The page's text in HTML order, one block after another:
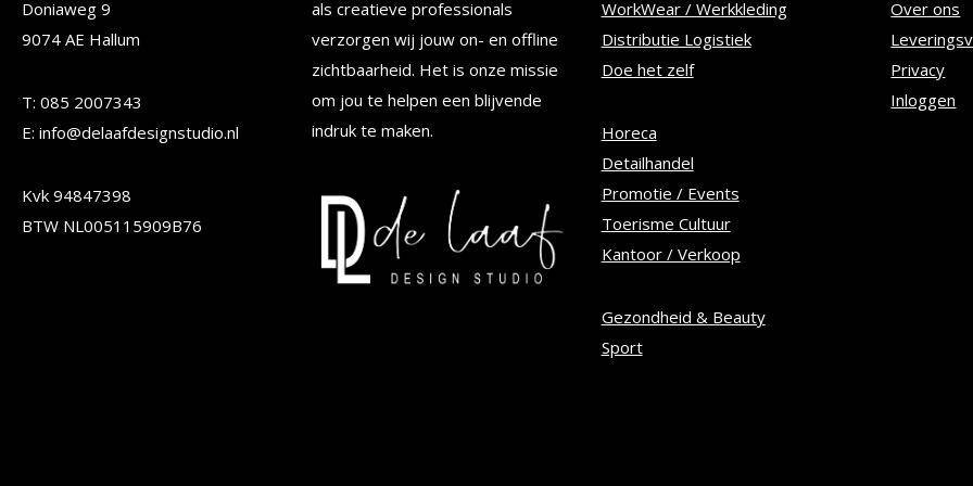
worden
op
productpagina
gekozen
worden
op
productpagina
kan
Doniaweg 9
9074 AE Hallum
T: 085 2007343
E: info@delaafdesignstudio.nl
Kvk 94847398
BTW NL005115909B76
als creatieve professionals
verzorgen wij jouw on- en offline
zichtbaarheid. Het is onze missie
om jou te helpen een blijvende
indruk te maken.
WorkWear / Werkkleding
Distributie Logistiek
Doe het zelf
Horeca
Detailhandel
Promotie / Events
Toerisme Cultuur
Kantoor / Verkoop
Gezondheid & Beauty
Sport
Over ons
Privacy
Inloggen